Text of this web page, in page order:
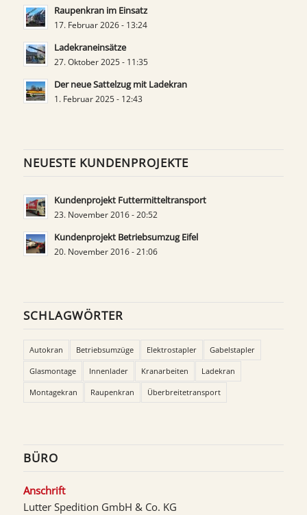
Raupenkran im Einsatz
17. Februar 2026 - 13:24
Ladekraneinsätze
27. Oktober 2025 - 11:35
Der neue Sattelzug mit Ladekran
1. Februar 2025 - 12:43
NEUESTE KUNDENPROJEKTE
Kundenprojekt Futtermitteltransport
23. November 2016 - 20:52
Kundenprojekt Betriebsumzug Eifel
20. November 2016 - 21:06
SCHLAGWÖRTER
Autokran Betriebsumzüge Elektrostapler Gabelstapler
Glasmontage Innenlader Kranarbeiten Ladekran
Montagekran Raupenkran Überbreitetransport
BÜRO
Anschrift
Lutter Spedition GmbH & Co. KG